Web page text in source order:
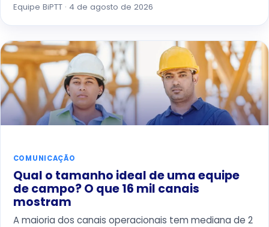
Equipe BiPTT · 4 de agosto de 2026
COMUNICAÇÃO
Qual o tamanho ideal de uma equipe
de campo? O que 16 mil canais
mostram
A maioria dos canais operacionais tem mediana de 2